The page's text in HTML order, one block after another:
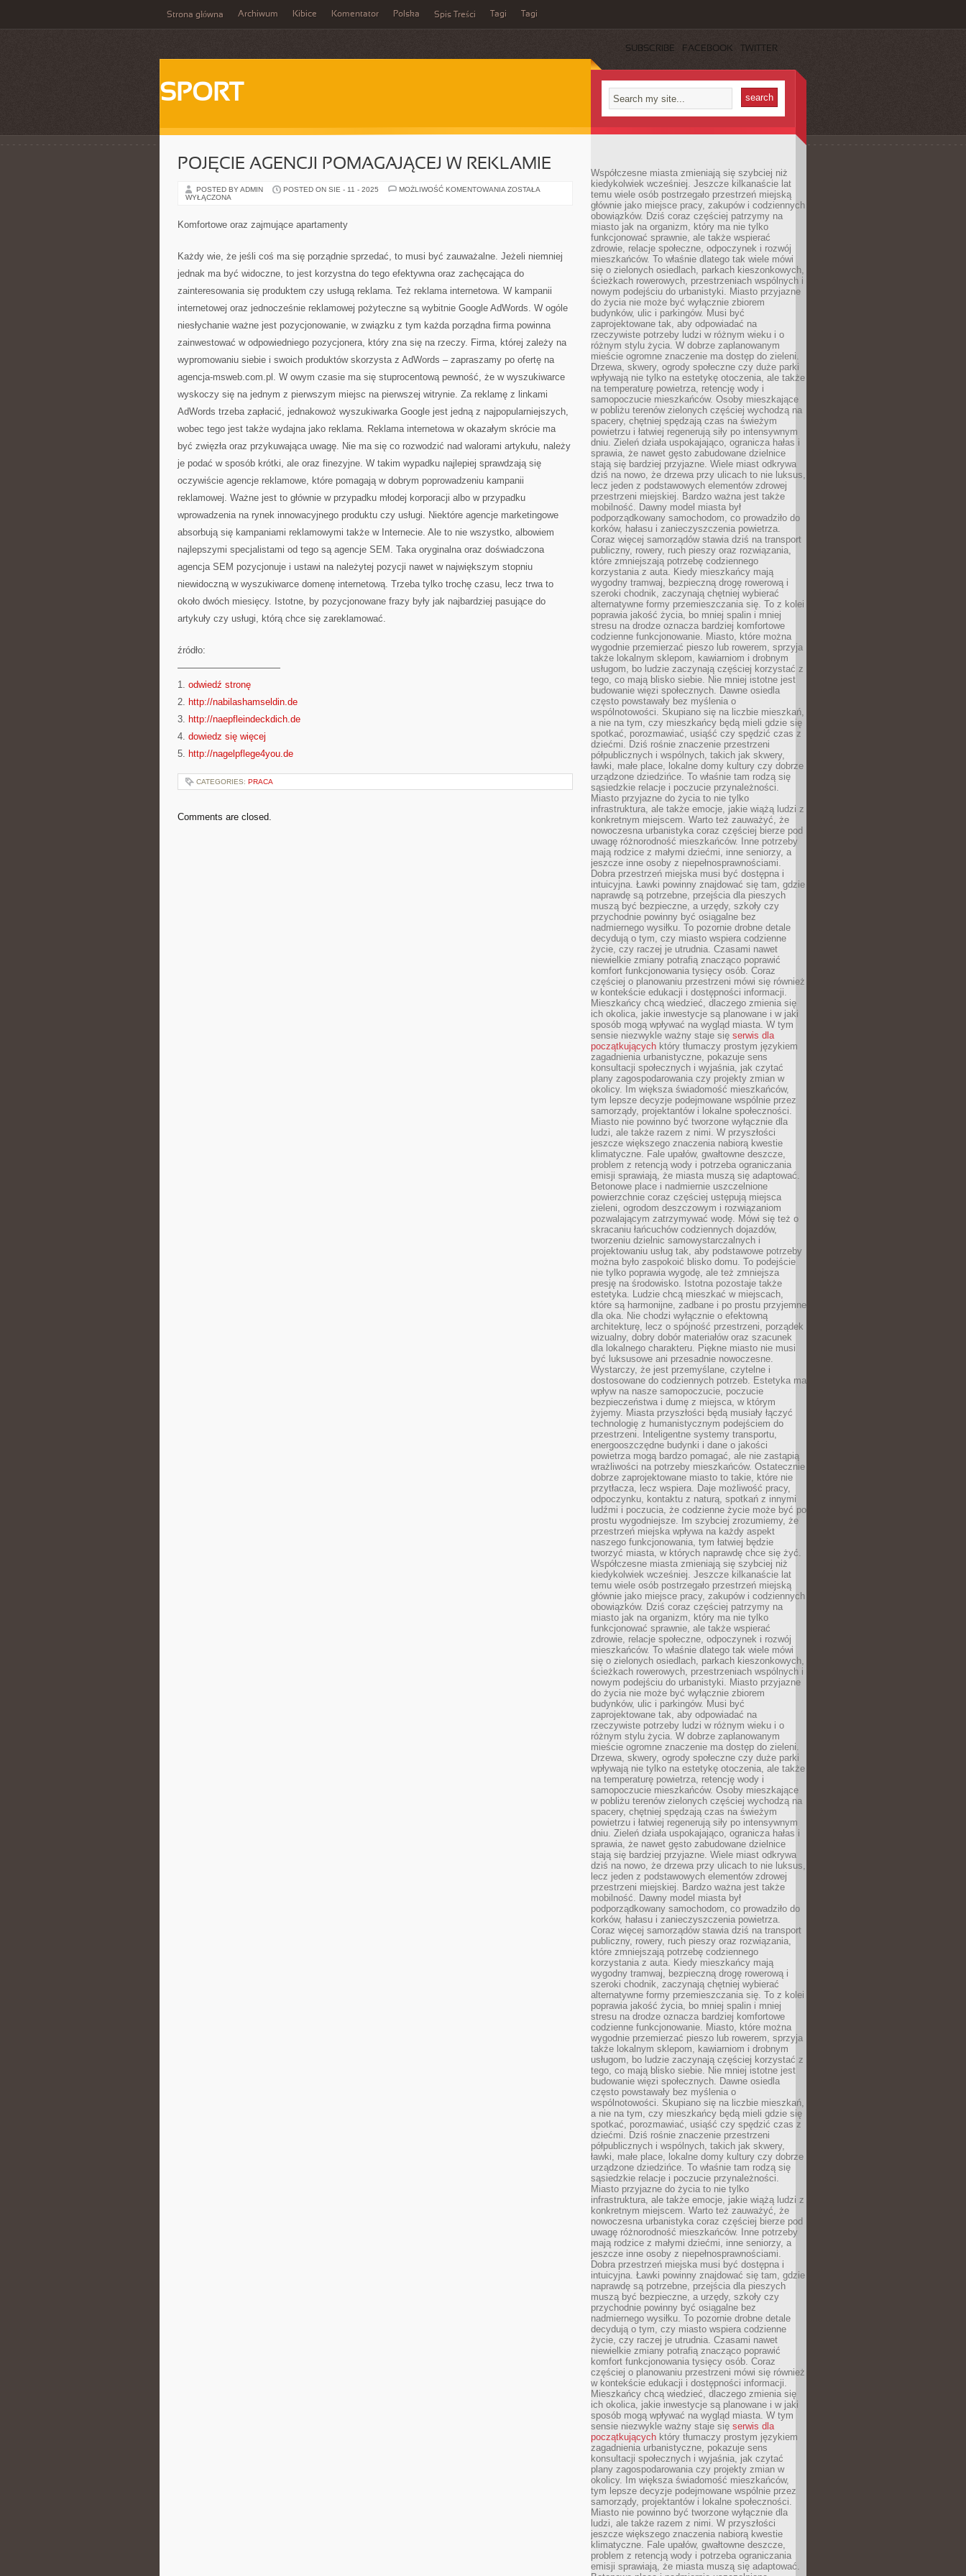
Strona główna Archiwum Kibice Komentator Polska Spis Treści Tagi Tagi
SUBSCRIBE FACEBOOK TWITTER
SPORT
POJĘCIE AGENCJI POMAGAJĄCEJ W REKLAMIE
POSTED BY ADMIN POSTED ON SIE - 11 - 2025 MOŻLIWOŚĆ KOMENTOWANIA POJĘCIE
ZOSTAŁA
WYŁĄCZONA
Komfortowe oraz zajmujące apartamenty
Każdy wie, że jeśli coś ma się porządnie sprzedać, to musi być zauważalne. Jeżeli niemniej
jednak ma być widoczne, to jest korzystna do tego efektywna oraz zachęcająca do
zainteresowania się produktem czy usługą reklama. Też reklama internetowa. W kampanii
internetowej oraz jednocześnie reklamowej pożyteczne są wybitnie Google AdWords. W ogóle
niesłychanie ważne jest pozycjonowanie, w związku z tym każda porządna firma powinna
zainwestować w odpowiedniego pozycjonera, który zna się na rzeczy. Firma, której zależy na
wypromowaniu siebie i swoich produktów skorzysta z AdWords – zapraszamy po ofertę na
agencja-msweb.com.pl. W owym czasie ma się stuprocentową pewność, że w wyszukiwarce
wyskoczy się na jednym z pierwszym miejsc na pierwszej witrynie. Za reklamę z linkami
AdWords trzeba zapłacić, jednakowoż wyszukiwarka Google jest jedną z najpopularniejszych,
wobec tego jest także wydajna jako reklama. Reklama internetowa w okazałym skrócie ma
być zwięzła oraz przykuwająca uwagę. Nie ma się co rozwodzić nad walorami artykułu, należy
je podać w sposób krótki, ale oraz finezyjne. W takim wypadku najlepiej sprawdzają się
oczywiście agencje reklamowe, które pomagają w dobrym poprowadzeniu kampanii
reklamowej. Ważne jest to głównie w przypadku młodej korporacji albo w przypadku
wprowadzenia na rynek innowacyjnego produktu czy usługi. Niektóre agencje marketingowe
absorbują się kampaniami reklamowymi także w Internecie. Ale to nie wszystko, albowiem
najlepszymi specjalistami od tego są agencje SEM. Taka oryginalna oraz doświadczona
agencja SEM pozycjonuje i ustawi na należytej pozycji nawet w największym stopniu
niewidoczną w wyszukiwarce domenę internetową. Trzeba tylko trochę czasu, lecz trwa to
około dwóch miesięcy. Istotne, by pozycjonowane frazy były jak najbardziej pasujące do
artykuły czy usługi, którą chce się zareklamować.
źródło:
———————————
1. odwiedź stronę
2. http://nabilashamseldin.de
3. http://naepfleindeckdich.de
4. dowiedz się więcej
5. http://nagelpflege4you.de
CATEGORIES: PRACA
Comments are closed.
Współczesne miasta zmieniają się szybciej niż
kiedykolwiek wcześniej. Jeszcze kilkanaście lat
temu wiele osób postrzegało przestrzeń miejską
głównie jako miejsce pracy, zakupów i codziennych
obowiązków. Dziś coraz częściej patrzymy na
miasto jak na organizm, który ma nie tylko
funkcjonować sprawnie, ale także wspierać
zdrowie, relacje społeczne, odpoczynek i rozwój
mieszkańców. To właśnie dlatego tak wiele mówi
się o zielonych osiedlach, parkach kieszonkowych,
ścieżkach rowerowych, przestrzeniach wspólnych i
nowym podejściu do urbanistyki. Miasto przyjazne
do życia nie może być wyłącznie zbiorem
budynków, ulic i parkingów. Musi być
zaprojektowane tak, aby odpowiadać na
rzeczywiste potrzeby ludzi w różnym wieku i o
różnym stylu życia. W dobrze zaplanowanym
mieście ogromne znaczenie ma dostęp do zieleni.
Drzewa, skwery, ogrody społeczne czy duże parki
wpływają nie tylko na estetykę otoczenia, ale także
na temperaturę powietrza, retencję wody i
samopoczucie mieszkańców. Osoby mieszkające
w pobliżu terenów zielonych częściej wychodzą na
spacery, chętniej spędzają czas na świeżym
powietrzu i łatwiej regenerują siły po intensywnym
dniu. Zieleń działa uspokajająco, ogranicza hałas i
sprawia, że nawet gęsto zabudowane dzielnice
stają się bardziej przyjazne. Wiele miast odkrywa
dziś na nowo, że drzewa przy ulicach to nie luksus,
lecz jeden z podstawowych elementów zdrowej
przestrzeni miejskiej. Bardzo ważna jest także
mobilność. Dawny model miasta był
podporządkowany samochodom, co prowadziło do
korków, hałasu i zanieczyszczenia powietrza.
Coraz więcej samorządów stawia dziś na transport
publiczny, rowery, ruch pieszy oraz rozwiązania,
które zmniejszają potrzebę codziennego
korzystania z auta. Kiedy mieszkańcy mają
wygodny tramwaj, bezpieczną drogę rowerową i
szeroki chodnik, zaczynają chętniej wybierać
alternatywne formy przemieszczania się. To z kolei
poprawia jakość życia, bo mniej spalin i mniej
stresu na drodze oznacza bardziej komfortowe
codzienne funkcjonowanie. Miasto, które można
wygodnie przemierzać pieszo lub rowerem, sprzyja
także lokalnym sklepom, kawiarniom i drobnym
usługom, bo ludzie zaczynają częściej korzystać z
tego, co mają blisko siebie. Nie mniej istotne jest
budowanie więzi społecznych. Dawne osiedla
często powstawały bez myślenia o
wspólnotowości. Skupiano się na liczbie mieszkań,
a nie na tym, czy mieszkańcy będą mieli gdzie się
spotkać, porozmawiać, usiąść czy spędzić czas z
dziećmi. Dziś rośnie znaczenie przestrzeni
półpublicznych i wspólnych, takich jak skwery,
ławki, małe place, lokalne domy kultury czy dobrze
urządzone dziedzińce. To właśnie tam rodzą się
sąsiedzkie relacje i poczucie przynależności.
Miasto przyjazne do życia to nie tylko
infrastruktura, ale także emocje, jakie wiążą ludzi z
konkretnym miejscem. Warto też zauważyć, że
nowoczesna urbanistyka coraz częściej bierze pod
uwagę różnorodność mieszkańców. Inne potrzeby
mają rodzice z małymi dziećmi, inne seniorzy, a
jeszcze inne osoby z niepełnosprawnościami.
Dobra przestrzeń miejska musi być dostępna i
intuicyjna. Ławki powinny znajdować się tam, gdzie
naprawdę są potrzebne, przejścia dla pieszych
muszą być bezpieczne, a urzędy, szkoły czy
przychodnie powinny być osiągalne bez
nadmiernego wysiłku. To pozornie drobne detale
decydują o tym, czy miasto wspiera codzienne
życie, czy raczej je utrudnia. Czasami nawet
niewielkie zmiany potrafią znacząco poprawić
komfort funkcjonowania tysięcy osób. Coraz
częściej o planowaniu przestrzeni mówi się również
w kontekście edukacji i dostępności informacji.
Mieszkańcy chcą wiedzieć, dlaczego zmienia się
ich okolica, jakie inwestycje są planowane i w jaki
sposób mogą wpływać na wygląd miasta. W tym
sensie niezwykle ważny staje się serwis dla
początkujących który tłumaczy prostym językiem
zagadnienia urbanistyczne, pokazuje sens
konsultacji społecznych i wyjaśnia, jak czytać
plany zagospodarowania czy projekty zmian w
okolicy. Im większa świadomość mieszkańców,
tym lepsze decyzje podejmowane wspólnie przez
samorządy, projektantów i lokalne społeczności.
Miasto nie powinno być tworzone wyłącznie dla
ludzi, ale także razem z nimi. W przyszłości
jeszcze większego znaczenia nabiorą kwestie
klimatyczne. Fale upałów, gwałtowne deszcze,
problem z retencją wody i potrzeba ograniczania
emisji sprawiają, że miasta muszą się adaptować.
Betonowe place i nadmiernie uszczelnione
powierzchnie coraz częściej ustępują miejsca
zieleni, ogrodom deszczowym i rozwiązaniom
pozwalającym zatrzymywać wodę. Mówi się też o
skracaniu łańcuchów codziennych dojazdów,
tworzeniu dzielnic samowystarczalnych i
projektowaniu usług tak, aby podstawowe potrzeby
można było zaspokoić blisko domu. To podejście
nie tylko poprawia wygodę, ale też zmniejsza
presję na środowisko. Istotna pozostaje także
estetyka. Ludzie chcą mieszkać w miejscach,
które są harmonijne, zadbane i po prostu przyjemne
dla oka. Nie chodzi wyłącznie o efektowną
architekturę, lecz o spójność przestrzeni, porządek
wizualny, dobry dobór materiałów oraz szacunek
dla lokalnego charakteru. Piękne miasto nie musi
być luksusowe ani przesadnie nowoczesne.
Wystarczy, że jest przemyślane, czytelne i
dostosowane do codziennych potrzeb. Estetyka ma
wpływ na nasze samopoczucie, poczucie
bezpieczeństwa i dumę z miejsca, w którym
żyjemy. Miasta przyszłości będą musiały łączyć
technologię z humanistycznym podejściem do
przestrzeni. Inteligentne systemy transportu,
energooszczędne budynki i dane o jakości
powietrza mogą bardzo pomagać, ale nie zastąpią
wrażliwości na potrzeby mieszkańców. Ostatecznie
dobrze zaprojektowane miasto to takie, które nie
przytłacza, lecz wspiera. Daje możliwość pracy,
odpoczynku, kontaktu z naturą, spotkań z innymi
ludźmi i poczucia, że codzienne życie może być po
prostu wygodniejsze. Im szybciej zrozumiemy, że
przestrzeń miejska wpływa na każdy aspekt
naszego funkcjonowania, tym łatwiej będzie
tworzyć miasta, w których naprawdę chce się żyć.
Współczesne miasta zmieniają się szybciej niż
kiedykolwiek wcześniej. Jeszcze kilkanaście lat
temu wiele osób postrzegało przestrzeń miejską
głównie jako miejsce pracy, zakupów i codziennych
obowiązków. Dziś coraz częściej patrzymy na
miasto jak na organizm, który ma nie tylko
funkcjonować sprawnie, ale także wspierać
zdrowie, relacje społeczne, odpoczynek i rozwój
mieszkańców. To właśnie dlatego tak wiele mówi
się o zielonych osiedlach, parkach kieszonkowych,
ścieżkach rowerowych, przestrzeniach wspólnych i
nowym podejściu do urbanistyki. Miasto przyjazne
do życia nie może być wyłącznie zbiorem
budynków, ulic i parkingów. Musi być
zaprojektowane tak, aby odpowiadać na
rzeczywiste potrzeby ludzi w różnym wieku i o
różnym stylu życia. W dobrze zaplanowanym
mieście ogromne znaczenie ma dostęp do zieleni.
Drzewa, skwery, ogrody społeczne czy duże parki
wpływają nie tylko na estetykę otoczenia, ale także
na temperaturę powietrza, retencję wody i
samopoczucie mieszkańców. Osoby mieszkające
w pobliżu terenów zielonych częściej wychodzą na
spacery, chętniej spędzają czas na świeżym
powietrzu i łatwiej regenerują siły po intensywnym
dniu. Zieleń działa uspokajająco, ogranicza hałas i
sprawia, że nawet gęsto zabudowane dzielnice
stają się bardziej przyjazne. Wiele miast odkrywa
dziś na nowo, że drzewa przy ulicach to nie luksus,
lecz jeden z podstawowych elementów zdrowej
przestrzeni miejskiej. Bardzo ważna jest także
mobilność. Dawny model miasta był
podporządkowany samochodom, co prowadziło do
korków, hałasu i zanieczyszczenia powietrza.
Coraz więcej samorządów stawia dziś na transport
publiczny, rowery, ruch pieszy oraz rozwiązania,
które zmniejszają potrzebę codziennego
korzystania z auta. Kiedy mieszkańcy mają
wygodny tramwaj, bezpieczną drogę rowerową i
szeroki chodnik, zaczynają chętniej wybierać
alternatywne formy przemieszczania się. To z kolei
poprawia jakość życia, bo mniej spalin i mniej
stresu na drodze oznacza bardziej komfortowe
codzienne funkcjonowanie. Miasto, które można
wygodnie przemierzać pieszo lub rowerem, sprzyja
także lokalnym sklepom, kawiarniom i drobnym
usługom, bo ludzie zaczynają częściej korzystać z
tego, co mają blisko siebie. Nie mniej istotne jest
budowanie więzi społecznych. Dawne osiedla
często powstawały bez myślenia o
wspólnotowości. Skupiano się na liczbie mieszkań,
a nie na tym, czy mieszkańcy będą mieli gdzie się
spotkać, porozmawiać, usiąść czy spędzić czas z
dziećmi. Dziś rośnie znaczenie przestrzeni
półpublicznych i wspólnych, takich jak skwery,
ławki, małe place, lokalne domy kultury czy dobrze
urządzone dziedzińce. To właśnie tam rodzą się
sąsiedzkie relacje i poczucie przynależności.
Miasto przyjazne do życia to nie tylko
infrastruktura, ale także emocje, jakie wiążą ludzi z
konkretnym miejscem. Warto też zauważyć, że
nowoczesna urbanistyka coraz częściej bierze pod
uwagę różnorodność mieszkańców. Inne potrzeby
mają rodzice z małymi dziećmi, inne seniorzy, a
jeszcze inne osoby z niepełnosprawnościami.
Dobra przestrzeń miejska musi być dostępna i
intuicyjna. Ławki powinny znajdować się tam, gdzie
naprawdę są potrzebne, przejścia dla pieszych
muszą być bezpieczne, a urzędy, szkoły czy
przychodnie powinny być osiągalne bez
nadmiernego wysiłku. To pozornie drobne detale
decydują o tym, czy miasto wspiera codzienne
życie, czy raczej je utrudnia. Czasami nawet
niewielkie zmiany potrafią znacząco poprawić
komfort funkcjonowania tysięcy osób. Coraz
częściej o planowaniu przestrzeni mówi się również
w kontekście edukacji i dostępności informacji.
Mieszkańcy chcą wiedzieć, dlaczego zmienia się
ich okolica, jakie inwestycje są planowane i w jaki
sposób mogą wpływać na wygląd miasta. W tym
sensie niezwykle ważny staje się serwis dla
początkujących który tłumaczy prostym językiem
zagadnienia urbanistyczne, pokazuje sens
konsultacji społecznych i wyjaśnia, jak czytać
plany zagospodarowania czy projekty zmian w
okolicy. Im większa świadomość mieszkańców,
tym lepsze decyzje podejmowane wspólnie przez
samorządy, projektantów i lokalne społeczności.
Miasto nie powinno być tworzone wyłącznie dla
ludzi, ale także razem z nimi. W przyszłości
jeszcze większego znaczenia nabiorą kwestie
klimatyczne. Fale upałów, gwałtowne deszcze,
problem z retencją wody i potrzeba ograniczania
emisji sprawiają, że miasta muszą się adaptować.